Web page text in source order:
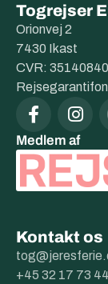
Togrejser
Orionvej 2
7430 Ikast
CVR: 35140840
Medlem af
Kontakt os
+45 32 17 73 44